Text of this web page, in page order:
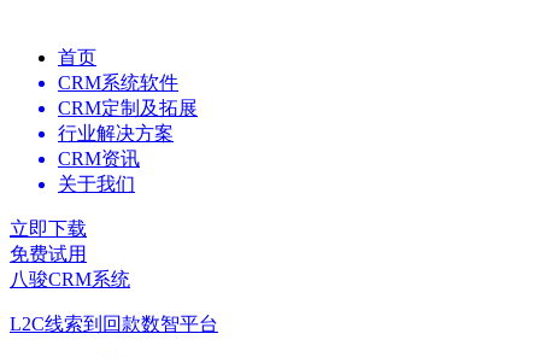
首页
CRM系统软件
CRM定制及拓展
行业解决方案
CRM资讯
关于我们
立即下载
免费试用
八骏CRM系统
L2C线索到回款数智平台